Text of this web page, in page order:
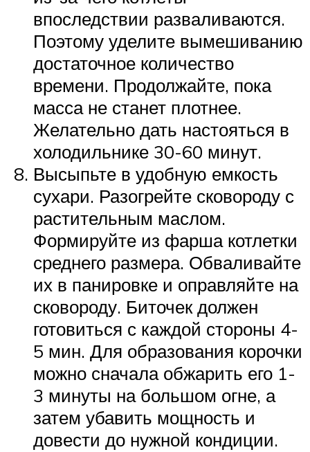
впоследствии разваливаются.
Поэтому уделите вымешиванию
достаточное количество
времени. Продолжайте, пока
масса не станет плотнее.
Желательно дать настояться в
холодильнике 30-60 минут.
Высыпьте в удобную емкость
сухари. Разогрейте сковороду с
растительным маслом.
Формируйте из фарша котлетки
среднего размера. Обваливайте
их в панировке и оправляйте на
сковороду. Биточек должен
готовиться с каждой стороны 4-
5 мин. Для образования корочки
можно сначала обжарить его 1-
3 минуты на большом огне, а
затем убавить мощность и
довести до нужной кондиции.